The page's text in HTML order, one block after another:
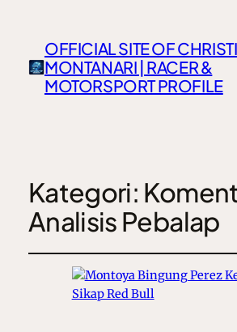
OFFICIAL SITE OF
MONTANARI | RACER &
MOTORSPORT PROFILE
Kategori:
Analisis Pebalap